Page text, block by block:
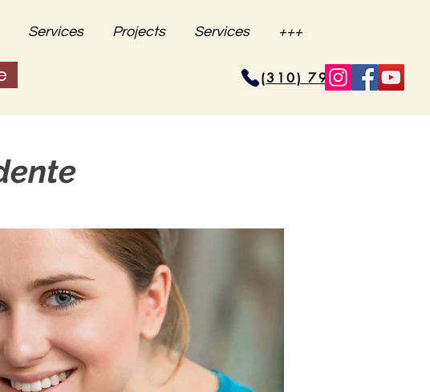
Services Projects Services +++
(310) 796-6625